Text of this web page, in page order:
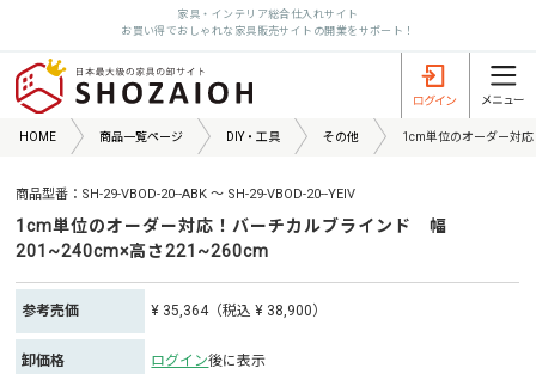
家具・インテリア総合仕入れサイト
お買い得でおしゃれな家具販売サイトの開業をサポート！
HOME 商品一覧ページ DIY・工具 その他 1cm単位のオーダー対
商品型番：SH-29-VBOD-20--ABK ～ SH-29-VBOD-20--YEIV
1cm単位のオーダー対応！バーチカルブラインド 幅
201~240cm×高さ221~260cm
参考売価 ¥ 35,364（税込 ¥ 38,900）
卸価格 ログイン後に表示